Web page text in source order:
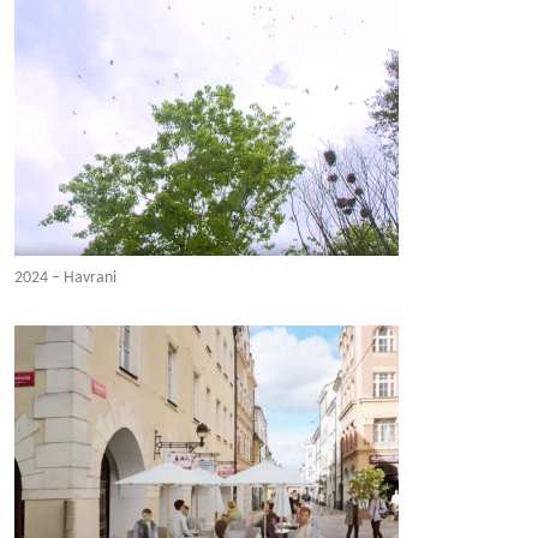
2024 – Havrani